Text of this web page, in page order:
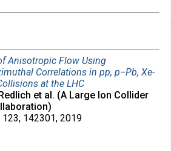
Anisotropic Flow Using
Correlations in pp, p−Pb, Xe-
at the LHC
et al. (A Large Ion Collider
123, 142301, 2019